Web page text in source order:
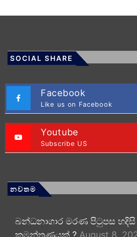
SOCIAL SHARE
Facebook
Like us on Facebook
Youtube
Subscribe US
නවතම
බන්ධනාගාර මරණ පිටුපස
කුමන්ත්‍රණයක් ? August 8,